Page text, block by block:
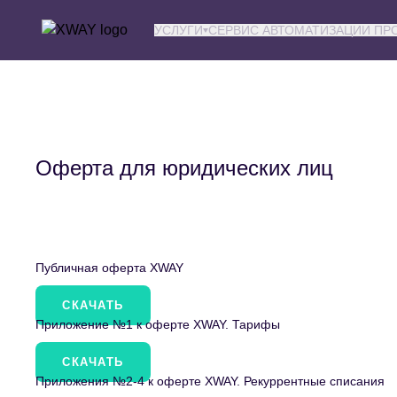
XWAY ADV УСЛУГИ СЕРВИС АВТОМАТИЗАЦИИ
Оферта для юридических лиц
Публичная оферта XWAY
СКАЧАТЬ
Приложение №1 к оферте XWAY. Тарифы
СКАЧАТЬ
Приложения №2-4 к оферте XWAY. Рекуррентные списания